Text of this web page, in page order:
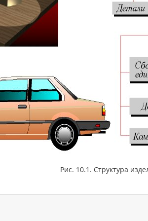
Рис. 10.1. Структура